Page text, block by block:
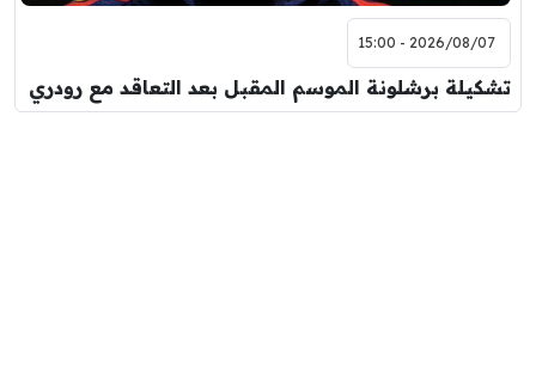
2026/08/07 - 15:00
تشكيلة برشلونة الموسم المقبل بعد التعاقد مع رودري